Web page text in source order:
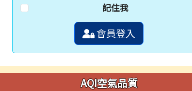
記住我
會員登入
AQI空氣品質